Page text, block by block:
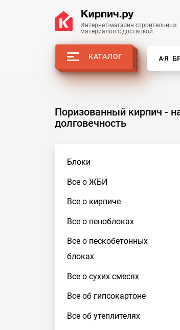
Интернет-магазин строительных
материалов с доставкой
КАТАЛОГ
Поризованный кирпич -
долговечность
Блоки
Все о ЖБИ
Все о кирпиче
Все о пеноблоках
Все о пескобетонных
блоках
Все о сухих смесях
Все об гипсокартоне
Все об утеплителях